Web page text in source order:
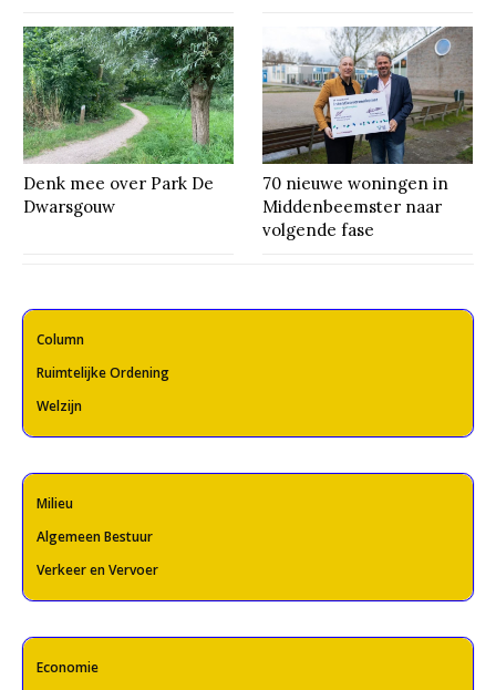
Denk mee over Park De
Dwarsgouw
70 nieuwe woningen in
Middenbeemster naar
volgende fase
Column
Ruimtelijke Ordening
Welzijn
Milieu
Algemeen Bestuur
Verkeer en Vervoer
Economie